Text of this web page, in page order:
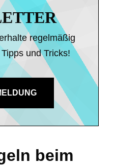
regelmäßig
und Tricks!
beim